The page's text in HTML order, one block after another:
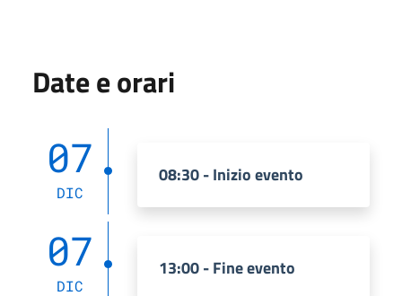
Date e orari
07
DIC
08:30 - Inizio evento
07
DIC
13:00 - Fine evento